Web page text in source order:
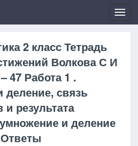
2 класс Тетрадь
Волкова С И
47 Работа 1 .
связь
и результата
и деление